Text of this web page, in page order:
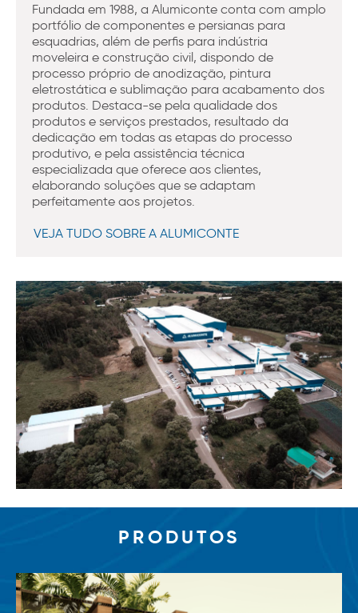
Fundada em 1988, a Alumiconte conta com amplo
portfólio de componentes e persianas para
esquadrias, além de perfis para indústria
moveleira e construção civil, dispondo de
processo próprio de anodização, pintura
eletrostática e sublimação para acabamento dos
produtos. Destaca-se pela qualidade dos
produtos e serviços prestados, resultado da
dedicação em todas as etapas do processo
produtivo, e pela assistência técnica
especializada que oferece aos clientes,
elaborando soluções que se adaptam
perfeitamente aos projetos.
VEJA TUDO SOBRE A ALUMICONTE
PRODUTOS